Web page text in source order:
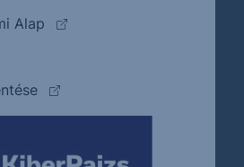
Alap
(külső oldalra ugrik)
(külső oldalra ugrik)